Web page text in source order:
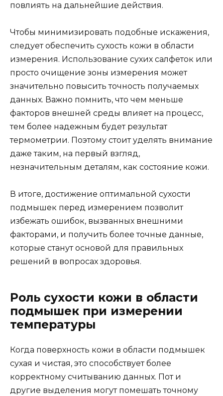
повлиять на дальнейшие действия.
Чтобы минимизировать подобные искажения,
следует обеспечить сухость кожи в области
измерения. Использование сухих салфеток или
просто очищение зоны измерения может
значительно повысить точность получаемых
данных. Важно помнить, что чем меньше
факторов внешней среды влияет на процесс,
тем более надежным будет результат
термометрии. Поэтому стоит уделять внимание
даже таким, на первый взгляд,
незначительным деталям, как состояние кожи.
В итоге, достижение оптимальной сухости
подмышек перед измерением позволит
избежать ошибок, вызванных внешними
факторами, и получить более точные данные,
которые станут основой для правильных
решений в вопросах здоровья.
Роль сухости кожи в области
подмышек при измерении
температуры
Когда поверхность кожи в области подмышек
сухая и чистая, это способствует более
корректному считыванию данных. Пот и
другие выделения могут помешать точному